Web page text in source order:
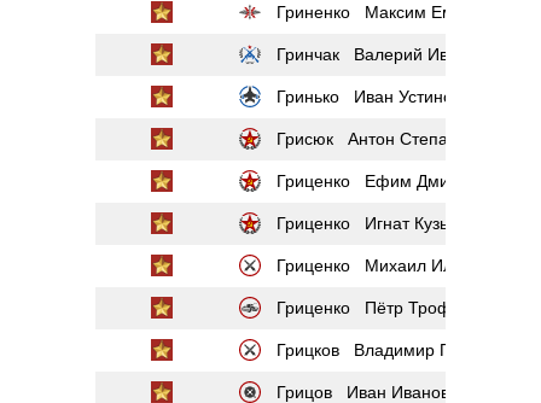
Гриненко Максим Емельянович
Гринчак Валерий Иванович
Гринько Иван Устинович
Грисюк Антон Степанович
Гриценко Ефим Дмитриевич
Гриценко Игнат Кузьмич
Гриценко Михаил
Гриценко Пётр Трофимович
Грицков Владимир Павлович
Грицов Иван Иванович